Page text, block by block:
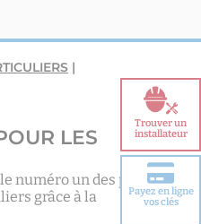
Trouver un
installateur
Choisir votre
Payez en ligne
vos clés
|
LES
numéro un des produits
grâce à la